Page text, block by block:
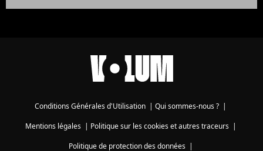
Conditions Générales d'Utilisation | Qui sommes-nous ? |
Mentions légales| Politique sur les cookies et autres traceurs|
Politique de protection des données|